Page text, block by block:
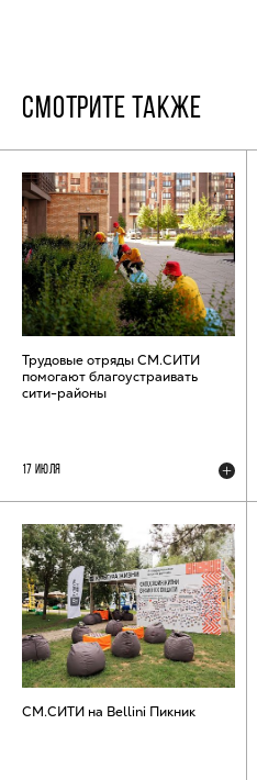
СМОТРИТЕ ТАКЖЕ
Трудовые отряды СМ.СИТИ
помогают благоустраивать
сити-районы
17 ИЮЛЯ
СМ.СИТИ на Bellini Пикник